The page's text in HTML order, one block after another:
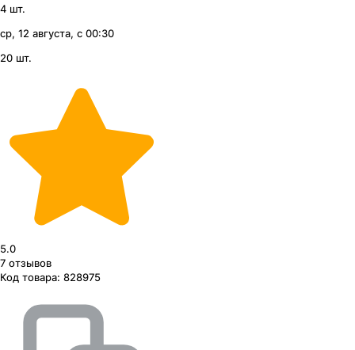
4 шт.
ср, 12 августа, с 00:30
20 шт.
5.0
7 отзывов
Код товара: 828975